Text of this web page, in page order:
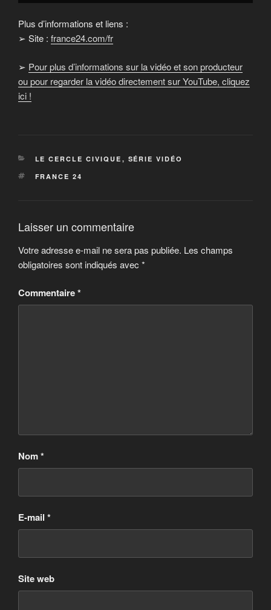
Plus d’informations et liens :
➢ Site : france24.com/fr
➢ Pour plus d’informations sur la vidéo et son producteur
ou pour regarder la vidéo directement sur YouTube, cliquez
ici !
CATÉGORIES
LE CERCLE CIVIQUE , SÉRIE VIDÉO
ÉTIQUETTES
FRANCE 24
Laisser un commentaire
Votre adresse e-mail ne sera pas publiée. Les champs
obligatoires sont indiqués avec *
Commentaire*
Nom*
E-mail *
Site web